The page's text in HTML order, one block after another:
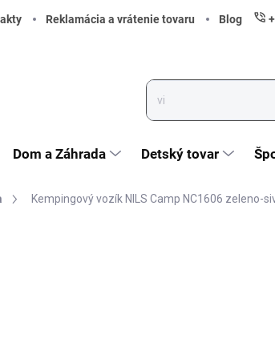
Reklamácia a vrátenie tovaru Blog
Dom a Záhrada Detský tovar
Kempingový vozík NILS Camp NC1606 zeleno-